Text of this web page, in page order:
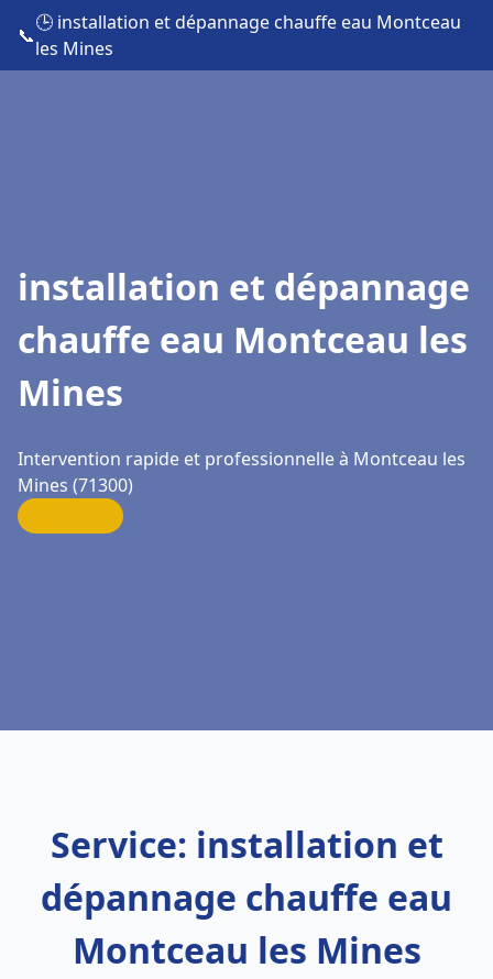
📞
🕒 installation et dépannage chauffe eau Montceau
les Mines
installation et dépannage
chauffe eau Montceau les
Mines
Intervention rapide et professionnelle à Montceau les
Mines (71300)
Service: installation et
dépannage chauffe eau
Montceau les Mines